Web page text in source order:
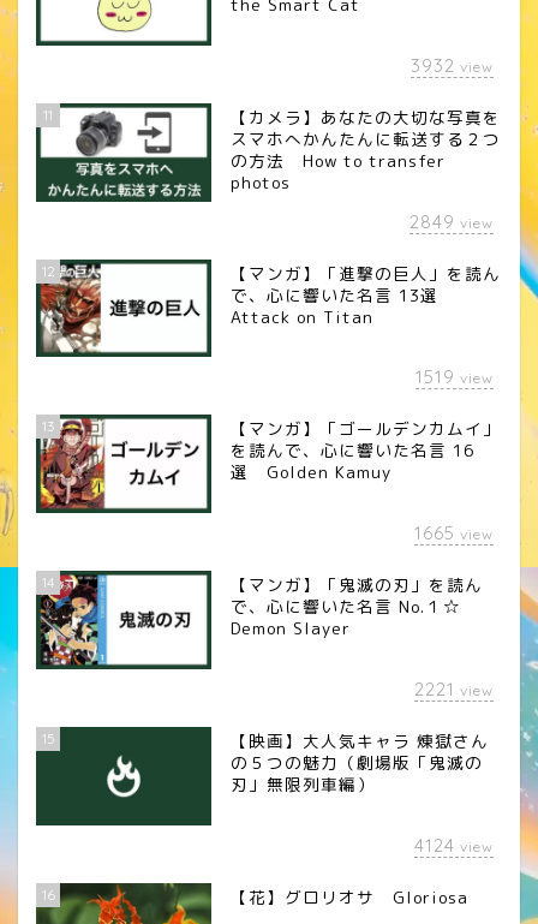
3932 view
11
【カメラ】あなたの大切な写真を
スマホへかんたんに転送する２つ
の方法 How to transfer
photos
2849 view
12
【マンガ】「進撃の巨人」を読ん
で、心に響いた名言 13選
Attack on Titan
1519 view
13
【マンガ】「ゴールデンカムイ」
を読んで、心に響いた名言 16
選 Golden Kamuy
1665 view
14
【マンガ】「鬼滅の刃」を読ん
で、心に響いた名言 No.１☆
Demon Slayer
2221 view
15
【映画】大人気キャラ 煉󠄁獄さん
の５つの魅力（劇場版「鬼滅の
刃」無限列車編）
4124 view
16 【花】グロリオサ Gloriosa